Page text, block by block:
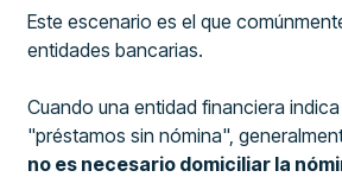
Este escenario es el que
entidades bancarias.
Cuando una entidad financiera
"préstamos sin nómina",
no es necesario domiciliar la